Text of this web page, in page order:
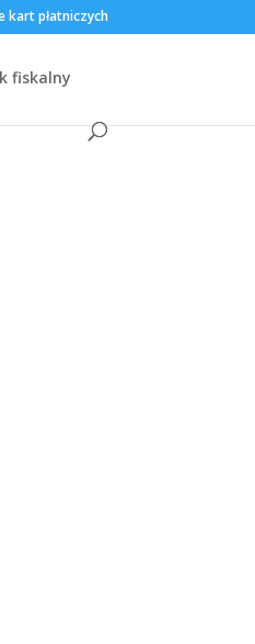
kart płatniczych
fiskalny